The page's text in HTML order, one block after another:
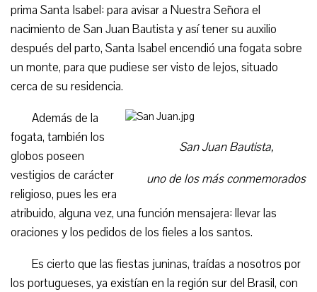
prima Santa Isabel: para avisar a Nuestra Señora el
nacimiento de San Juan Bautista y así tener su auxilio
después del parto, Santa Isabel encendió una fogata sobre
un monte, para que pudiese ser visto de lejos, situado
cerca de su residencia.
San Juan Bautista,
uno de los más conmemorados
Además de la
fogata, también los
globos poseen
vestigios de carácter
religioso, pues les era
atribuido, alguna vez, una función mensajera: llevar las
oraciones y los pedidos de los fieles a los santos.
Es cierto que las fiestas juninas, traídas a nosotros por
los portugueses, ya existían en la región sur del Brasil, con